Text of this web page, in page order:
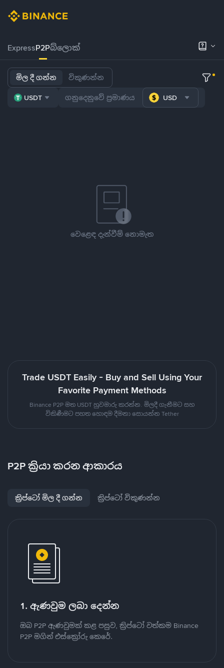
ExpressP2Pබ්ලොක්
මිල දී ගන්න විකුණන්න
USDT USD
වෙළෙඳ දැන්වීම් නොමැත
Trade USDT Easily - Buy and Sell Using Your
Favorite Payment Methods
Binance P2P මත USDT හුවමාරු කරන්න. මිලදී ගැනීමට සහ
විකිණීමට පහත හොඳම දීමනා සොයන්න Tether
P2P ක්‍රියා කරන ආකාරය
ක්‍රිප්ටෝ මිල දී ගන්න ක්‍රිප්ටෝ විකුණන්න
1. ඇණවුම ලබා දෙන්න
ඔබ P2P ඇණවුමක් කළ පසුව, ක්‍රිප්ටෝ වත්කම Binance
P2P මගින් එස්ක්‍රෝරු කෙරේ.